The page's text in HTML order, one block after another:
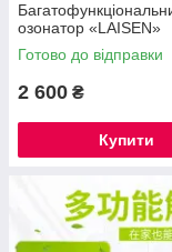
озонатор «LAISEN»
Готово до відправки
2 600 ₴
Купити